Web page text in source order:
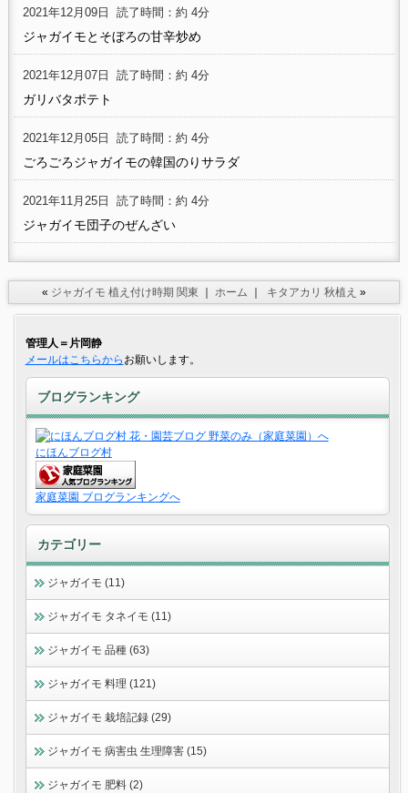
2021年12月09日 読了時間：約 4分
ジャガイモとそぼろの甘辛炒め
2021年12月07日 読了時間：約 4分
ガリバタポテト
2021年12月05日 読了時間：約 4分
ごろごろジャガイモの韓国のりサラダ
2021年11月25日 読了時間：約 4分
ジャガイモ団子のぜんざい
« ジャガイモ 植え付け時期 関東 ｜ ホーム ｜ キタアカリ 秋植え »
管理人＝片岡静
メールはこちらから お願いします。
ブログランキング
にほんブログ村
家庭菜園 ブログランキングへ
カテゴリー
ジャガイモ (11)
ジャガイモ タネイモ (11)
ジャガイモ 品種 (63)
ジャガイモ 料理 (121)
ジャガイモ 栽培記録 (29)
ジャガイモ 病害虫 生理障害 (15)
ジャガイモ 肥料 (2)